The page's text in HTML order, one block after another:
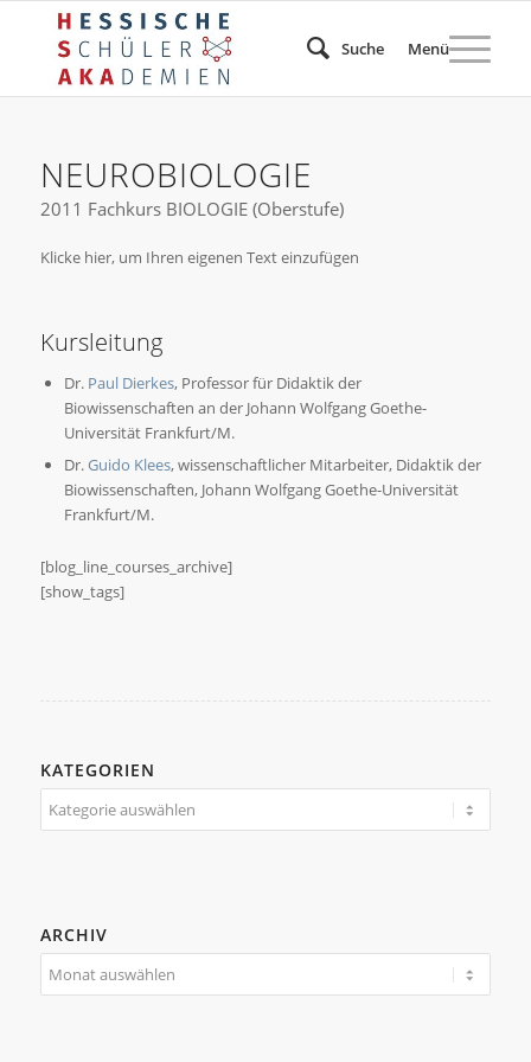
Suche Menü
NEUROBIOLOGIE
2011 Fachkurs BIOLOGIE (Oberstufe)
Klicke hier, um Ihren eigenen Text einzufügen
Kursleitung
Dr. Paul Dierkes, Professor für Didaktik der
Biowissenschaften an der Johann Wolfgang Goethe-
Universität Frankfurt/M.
Dr.Guido Klees, wissenschaftlicher Mitarbeiter, Didaktik der
Biowissenschaften, Johann Wolfgang Goethe-Universität
Frankfurt/M.
[blog_line_courses_archive]
[show_tags]
KATEGORIEN
Kategorien
ARCHIV